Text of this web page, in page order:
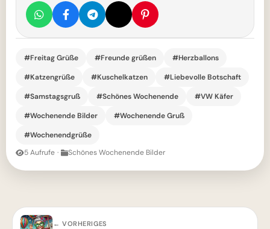
#Freitag Grüße #Freunde grüßen
#Herzballons
#Katzengrüße
#Kuschelkatzen
#Liebevolle Botschaft
#Samstagsgruß
#Schönes Wochenende
#VW Käfer
#Wochenende Bilder
#Wochenende Gruß
#Wochenendgrüße
5 Aufrufe · Schönes Wochenende Bilder
← VORHERIGES